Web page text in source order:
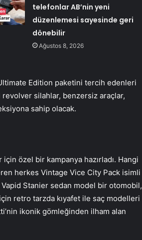
telefonlar AB’nin yeni
düzenlemesi sayesinde geri
dönebilir
Ağustos 8, 2026
Edition paketini tercih edenleri
silahlar, benzersiz araçlar,
sahip olacak.
özel bir kampanya hazırladı. Hangi
herkes Vintage Vice City Pack isimli
Stanier sedan model bir otomobil,
retro tarzda kıyafet ile saç modelleri
ikonik gömleğinden ilham alan